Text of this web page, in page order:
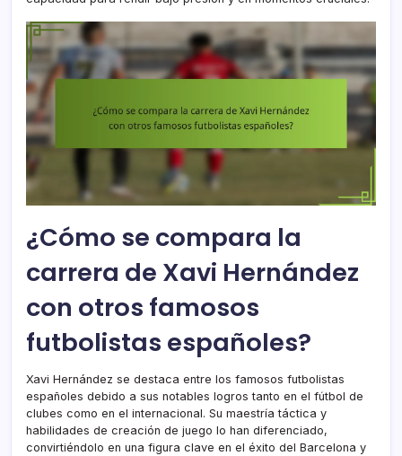
¿Cómo se compara la
carrera de Xavi Hernández
con otros famosos
futbolistas españoles?
Xavi Hernández se destaca entre los famosos futbolistas
españoles debido a sus notables logros tanto en el fútbol de
clubes como en el internacional. Su maestría táctica y
habilidades de creación de juego lo han diferenciado,
convirtiéndolo en una figura clave en el éxito del Barcelona y